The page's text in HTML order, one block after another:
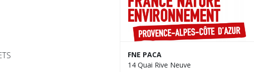
FNE PACA
14 Quai Rive Neuve